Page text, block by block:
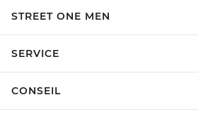
STREET ONE MEN
SERVICE
CONSEIL